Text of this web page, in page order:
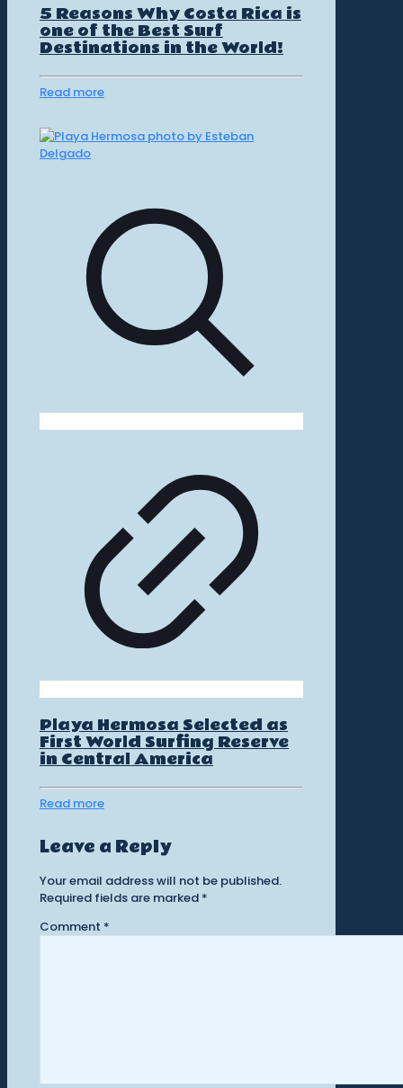
5 Reasons Why Costa Rica is
one of the Best Surf
Destinations in the World!
Read more
Playa Hermosa Selected as
First World Surfing Reserve
in Central America
Read more
Leave a Reply
Your email address will not be published.
Required fields are marked *
Comment *